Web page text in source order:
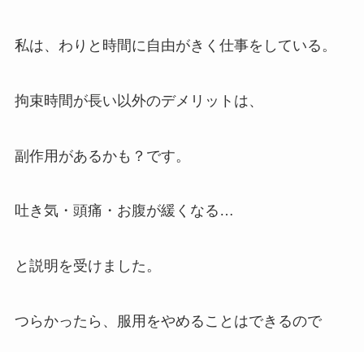
私は、わりと時間に自由がきく仕事をしている。
拘束時間が長い以外のデメリットは、
副作用があるかも？です。
吐き気・頭痛・お腹が緩くなる…
と説明を受けました。
つらかったら、服用をやめることはできるので